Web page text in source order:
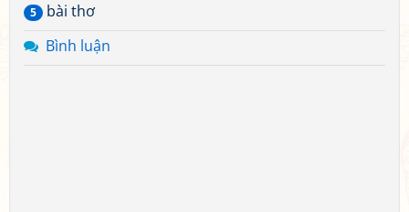
5
bài thơ
Bình luận